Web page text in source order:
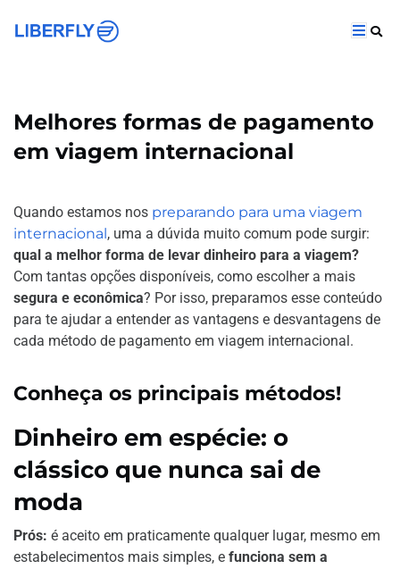
Melhores formas de pagamento
em viagem internacional
Quando estamos nos preparando para uma viagem
internacional, uma a dúvida muito comum pode surgir:
qual a melhor forma de levar dinheiro para a viagem?
Com tantas opções disponíveis, como escolher a mais
segura e econômica? Por isso, preparamos esse conteúdo
para te ajudar a entender as vantagens e desvantagens de
cada método de pagamento em viagem internacional.
Conheça os principais métodos!
Dinheiro em espécie: o
clássico que nunca sai de
moda
Prós: é aceito em praticamente qualquer lugar, mesmo em
estabelecimentos mais simples, e funciona sem a